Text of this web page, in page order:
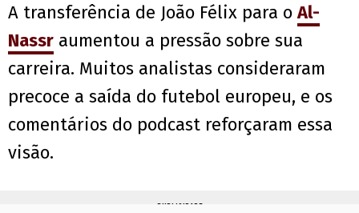
A transferência de João Félix para oAl-
Nassr aumentou a pressão sobre sua
carreira. Muitos analistas consideraram
precoce a saída do futebol europeu, e os
comentários do podcast reforçaram essa
visão.
PUBLICIDADE